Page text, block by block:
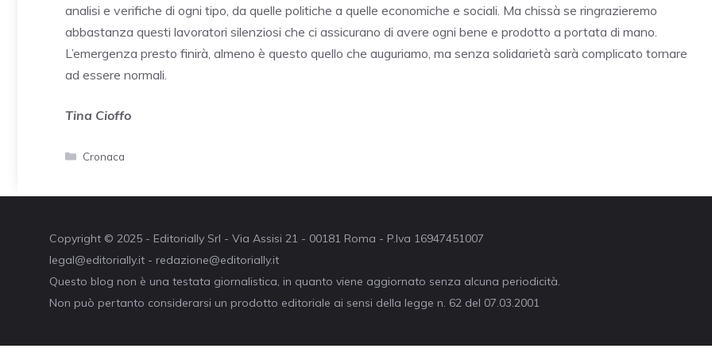
analisi e verifiche di ogni tipo, da quelle politiche a quelle economiche e sociali. Ma chissà se ringrazieremo
abbastanza questi lavoratori silenziosi che ci assicurano di avere ogni bene e prodotto a portata di mano.
L’emergenza presto finirà, almeno è questo quello che auguriamo, ma senza solidarietà sarà complicato tornare
ad essere normali.
Tina Cioffo
Categorie
Cronaca
Copyright © 2025 - Editorially Srl - Via Assisi 21 - 00181 Roma - P.Iva 16947451007
legal@editorially.it - redazione@editorially.it
Questo blog non è una testata giornalistica, in quanto viene aggiornato senza alcuna periodicità.
Non può pertanto considerarsi un prodotto editoriale ai sensi della legge n. 62 del 07.03.2001